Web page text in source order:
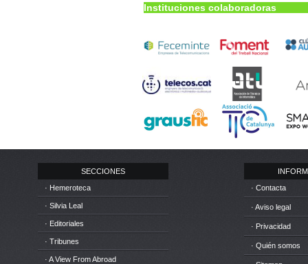
Instituciones colaboradoras
SECCIONES
· Hemeroteca
· Silvia Leal
· Editoriales
· Tribunes
· A View From Abroad
· Contacta
· Aviso legal
· Privacidad
· Quién somos